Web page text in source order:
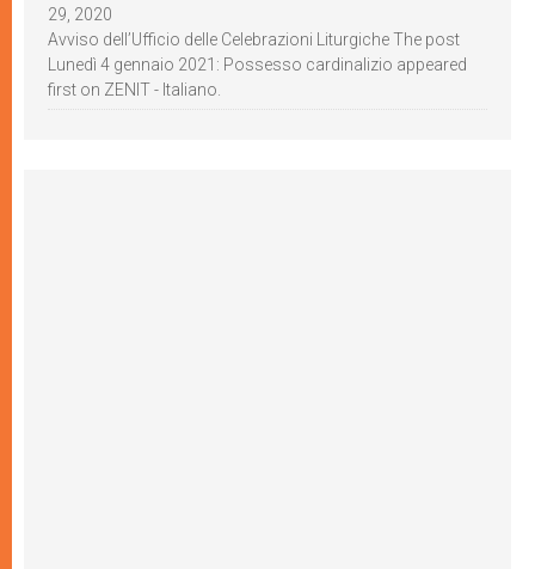
29, 2020
Avviso dell’Ufficio delle Celebrazioni Liturgiche The post
Lunedì 4 gennaio 2021: Possesso cardinalizio appeared
first on ZENIT - Italiano.